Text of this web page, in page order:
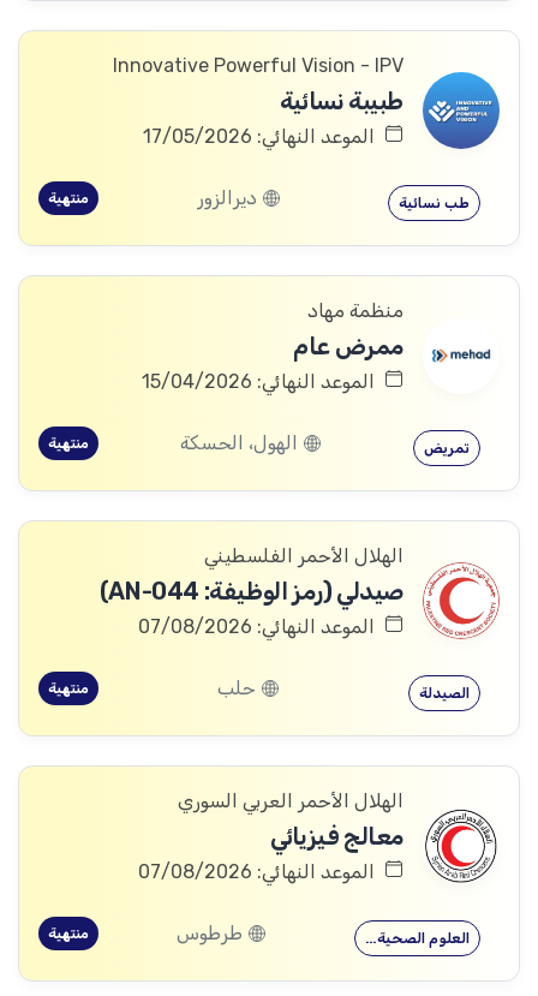
Innovative Powerful Vision - IPV
طبيبة نسائية
الموعد النهائي: 17/05/2026
طب نسائية ديرالزور منتهية
منظمة مهاد
ممرض عام
الموعد النهائي: 15/04/2026
تمريض الهول، الحسكة منتهية
الهلال الأحمر الفلسطيني
صيدلي (رمز الوظيفة: AN-044)
الموعد النهائي: 07/08/2026
الصيدلة حلب منتهية
الهلال الأحمر العربي السوري
معالج فيزيائي
الموعد النهائي: 07/08/2026
العلوم الصحية… طرطوس منتهية